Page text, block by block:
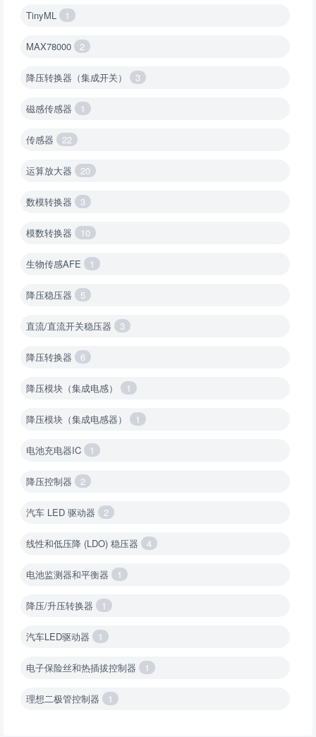
TinyML 1
MAX78000 2
降压转换器（集成开关） 3
磁感传感器 1
传感器 22
运算放大器 20
数模转换器 3
模数转换器 10
生物传感AFE 1
降压稳压器 5
直流/直流开关稳压器 3
降压转换器 6
降压模块（集成电感） 1
降压模块（集成电感器） 1
电池充电器IC 1
降压控制器 2
汽车 LED 驱动器 2
线性和低压降 (LDO) 稳压器 4
电池监测器和平衡器 1
降压/升压转换器 1
汽车LED驱动器 1
电子保险丝和热插拔控制器 1
理想二极管控制器 1